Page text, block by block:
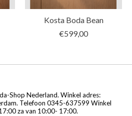
Kosta Boda Bean
€599,00
Shop Nederland. Winkel adres:
Telefoon 0345-637599 Winkel
za van 10:00- 17:00.